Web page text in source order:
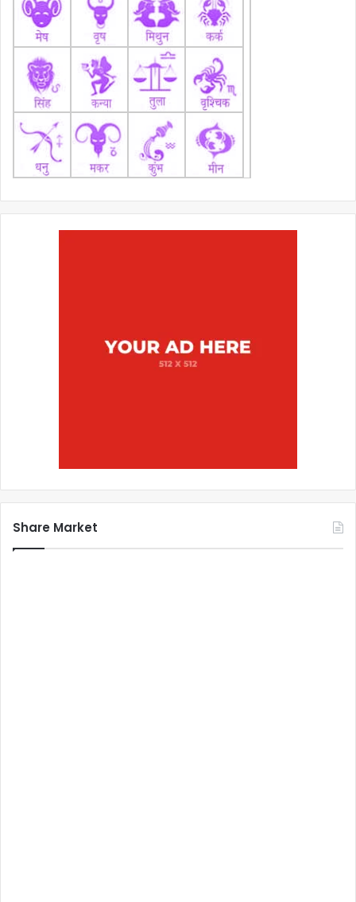
Share Market